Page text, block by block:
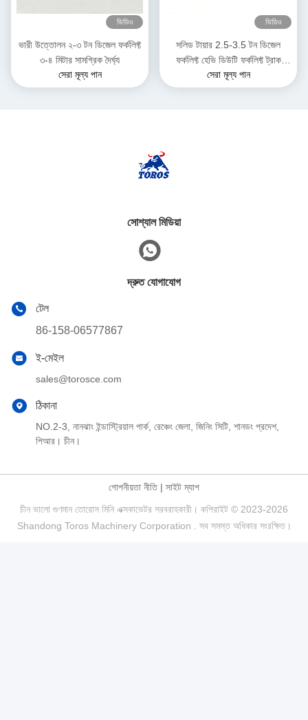
ভিডিও
ভারী উত্তোলন ২-৩ টন ডিজেল ফর্কলিফ্ট
৩-৪ মিটার সামগ্রিক দৈর্ঘ্য
সেরা মূল্য পান
ভিডিও
সলিড টায়ার 2.5-3.5 টন ডিজেল
ফর্কলিফ্ট হেভি ডিউটি ​​ফর্কলিফ্ট ট্রাক
গুদামের জন্য
সেরা মূল্য পান
সোশ্যাল মিডিয়া
দ্রুত যোগাযোগ
টেল
86-158-06577867
ই-মেইল
sales@torosce.com
ঠিকানা
NO.2-3, নানঝাং ইন্ডাস্ট্রিয়াল পার্ক, রেঞ্চেং জেলা, জিনিং সিটি, শানডং প্রদেশ,
পিআর। চীন।
গোপনীয়তা নীতি| সাইট ম্যাপ
চীন ভালো গুণমান তোরোস মিনি এক্সকাভেটর সরবরাহকারী। কপিরাইট © 2023-2026
Shandong Toros Machinery Corporation . সব সমস্ত অধিকার সংরক্ষিত।